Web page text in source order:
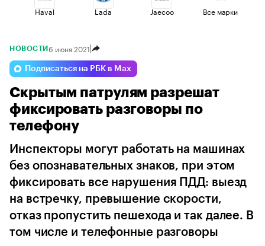
Haval Lada Jaecoo
Changan Volga
Voyah Geely Omoda
Все марки
НОВОСТИ 6 июня 2021
Подписаться на РБК в Max
Скрытым патрулям разрешат
фиксировать разговоры по
телефону
Инспекторы могут работать на машинах
без опознавательных знаков, при этом
фиксировать все нарушения ПДД: выезд
на встречку, превышение скорости,
отказ пропустить пешехода и так далее. В
том числе и телефонные разговоры